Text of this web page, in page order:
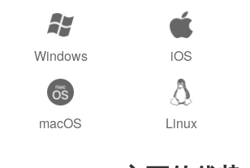
Windows iOS
macOS Linux